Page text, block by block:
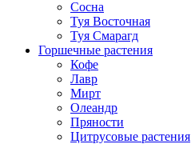
Сосна
Туя Восточная
Туя Смарагд
Горшечные растения
Кофе
Лавр
Мирт
Олеандр
Пряности
Цитрусовые растения